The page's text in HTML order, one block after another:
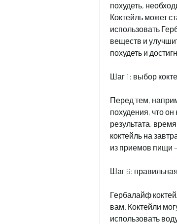
похудеть,
Коктейль может
использовать
веществ и
похудеть и
Шаг 1: выбор
Перед тем,
похудения, что
результата,
коктейль на
из приемов пищи
Шаг 6:
Гербалайф
вам. Коктейли
использовать